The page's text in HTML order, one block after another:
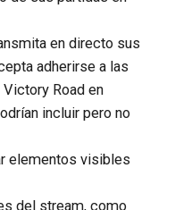
en directo sus
adherirse a las
Road en
incluir pero no
elementos visibles
del stream, como